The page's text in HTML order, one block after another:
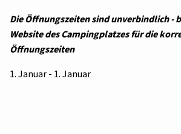
Die Öffnungszeiten sind unverbindlich -
Website des Campingplatzes für die
Öffnungszeiten
1. Januar - 1. Januar